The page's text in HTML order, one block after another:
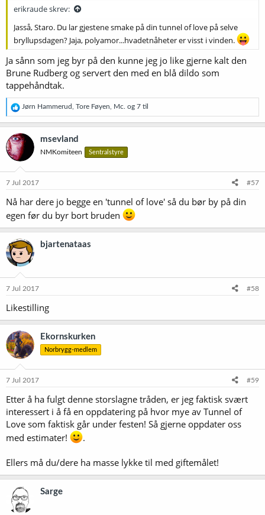
erikraude skrev:
Jasså, Staro. Du lar gjestene smake på din tunnel of love på selve
bryllupsdagen? Jaja, polyamor...hvadetnåheter er visst i vinden.
Ja sånn som jeg byr på den kunne jeg jo like gjerne kalt den
Brune Rudberg og servert den med en blå dildo som
tappehåndtak.
R
e
a
k
s
j
o
e
:
Jørn Hammerud Tore Føyen Mc. og 7 til
msevland
NMKomiteen Sentralstyre
7 Jul 2017 #57
Nå har dere jo begge en 'tunnel of love' så du bør by på din
egen før du byr bort bruden
bjartenataas
7 Jul 2017 #58
Likestilling
Ekornskurken
Norbrygg-medlem
7 Jul 2017 #59
Etter å ha fulgt denne storslagne tråden, er jeg faktisk svært
interessert i å få en oppdatering på hvor mye av Tunnel of
Love som faktisk går under festen! Så gjerne oppdater oss
med estimater!
.
Ellers må du/dere ha masse lykke til med giftemålet!
Sarge